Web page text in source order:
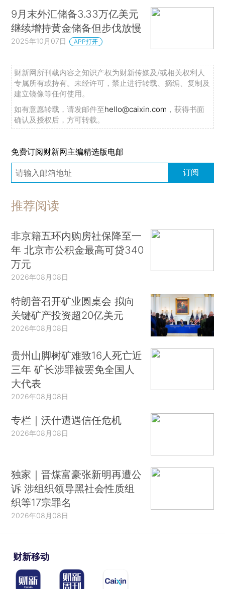
9月末外汇储备3.33万亿美元
继续增持黄金储备但步伐放慢
2025年10月07日 APP打开
财新网所刊载内容之知识产权为财新传媒及/或相关权利人
专属所有或持有。未经许可，禁止进行转载、摘编、复制及
建立镜像等任何使用。
如有意愿转载，请发邮件至hello@caixin.com ，获得书面
确认及授权后，方可转载。
免费订阅财新网主编精选版电邮
订阅
推荐阅读
非京籍五环内购房社保降至一
年 北京市公积金最高可贷340
万元
2026年08月08日
特朗普召开矿业圆桌会 拟向
关键矿产投资超20亿美元
2026年08月08日
贵州山脚树矿难致16人死亡近
三年 矿长涉罪被罢免全国人
大代表
2026年08月08日
专栏｜沃什遭遇信任危机
2026年08月08日
独家｜晋煤富豪张新明再遭公
诉 涉组织领导黑社会性质组
织等17宗罪名
2026年08月08日
财新移动